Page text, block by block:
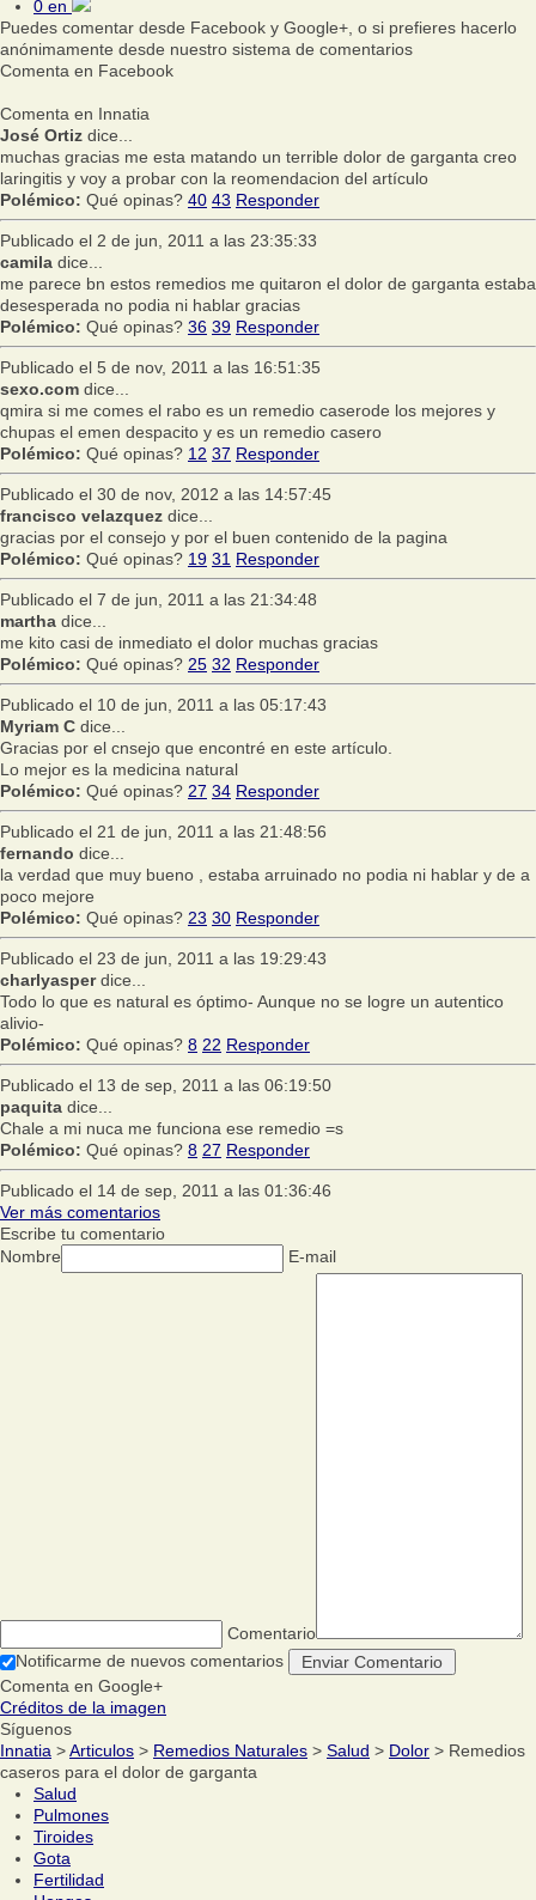
0 en
Puedes comentar desde Facebook y Google+, o si prefieres hacerlo
anónimamente desde nuestro sistema de comentarios
Comenta en Facebook
Comenta en Innatia
José Ortiz dice...
muchas gracias me esta matando un terrible dolor de garganta creo
laringitis y voy a probar con la reomendacion del artículo
Polémico: Qué opinas? 40 43 Responder
Publicado el 2 de jun, 2011 a las 23:35:33
camila dice...
me parece bn estos remedios me quitaron el dolor de garganta estaba
desesperada no podia ni hablar gracias
Polémico: Qué opinas? 36 39 Responder
Publicado el 5 de nov, 2011 a las 16:51:35
sexo.com dice...
qmira si me comes el rabo es un remedio caserode los mejores y
chupas el emen despacito y es un remedio casero
Polémico: Qué opinas? 12 37 Responder
Publicado el 30 de nov, 2012 a las 14:57:45
francisco velazquez dice...
gracias por el consejo y por el buen contenido de la pagina
Polémico: Qué opinas? 19 31 Responder
Publicado el 7 de jun, 2011 a las 21:34:48
martha dice...
me kito casi de inmediato el dolor muchas gracias
Polémico: Qué opinas? 25 32 Responder
Publicado el 10 de jun, 2011 a las 05:17:43
Myriam C dice...
Gracias por el cnsejo que encontré en este artículo.
Lo mejor es la medicina natural
Polémico: Qué opinas? 27 34 Responder
Publicado el 21 de jun, 2011 a las 21:48:56
fernando dice...
la verdad que muy bueno , estaba arruinado no podia ni hablar y de a
poco mejore
Polémico: Qué opinas? 23 30 Responder
Publicado el 23 de jun, 2011 a las 19:29:43
charlyasperdice...
Todo lo que es natural es óptimo- Aunque no se logre un autentico
alivio-
Polémico: Qué opinas? 8 22 Responder
Publicado el 13 de sep, 2011 a las 06:19:50
paquita dice...
Chale a mi nuca me funciona ese remedio =s
Polémico: Qué opinas? 8 27 Responder
Publicado el 14 de sep, 2011 a las 01:36:46
Ver más comentarios
Escribe tu comentario
Nombre
E-mail
Comentario
Notificarme de nuevos comentarios
Comenta en Google+
Créditos de la imagen
Síguenos
Innatia >Articulos > Remedios Naturales > Salud > Dolor > Remedios
caseros para el dolor de garganta
Salud
Pulmones
Tiroides
Gota
Fertilidad